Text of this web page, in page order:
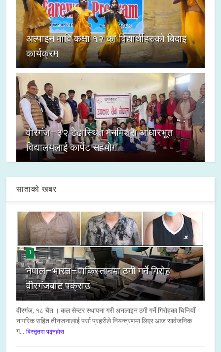
अल्पाइन मावि कक्षा १२ का विद्यार्थीहरुको बिदाइ
कार्यक्रम
वीरगंज–३२ टेढास्थित मनमिश्रा आधारभूत
विद्यालयलाई कार्पेट सहयोग
साताको खबर
1
नेपाल–भारत–पाकिस्तानमा ठगी गर्ने गिरोह
वीरगंजबाट पक्राउ
वीरगंज, १८ चैत । कल सेन्टर स्थापना गरी अनलाइन ठगी गर्ने गिरोहका चिनियाँ
नागरिक सहित तीनजनालाई पर्सा प्रहरीले नियन्त्रणमा लिएर आज सार्वजनिक
ग...
विस्तृतमा पढ्नुहोस